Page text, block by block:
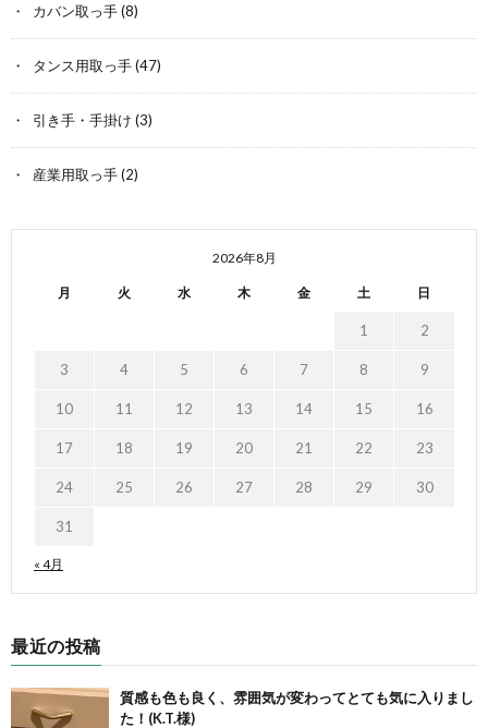
カバン取っ手(8)
タンス用取っ手(47)
引き手・手掛け (3)
産業用取っ手(2)
2026年8月
月 火 水 木 金 土 日
« 4月
1 2
3 4 5 6 7 8 9
10 11 12 13 14 15 16
17 18 19 20 21 22 23
24 25 26 27 28 29 30
31
最近の投稿
質感も色も良く、雰囲気が変わってとても気に入りまし
た！(K.T.様)